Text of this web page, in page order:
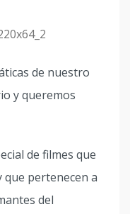
de nuestro
y queremos
de filmes que
que pertenecen a
del